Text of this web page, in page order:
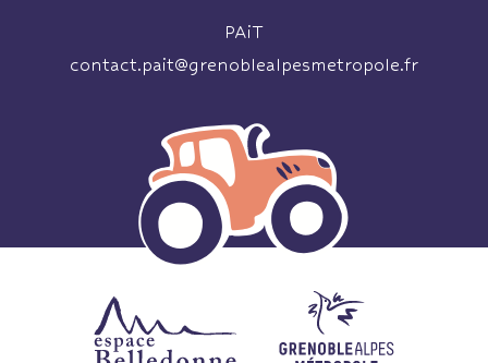
PAiT
contact.pait@grenoblealpesmetropole.fr